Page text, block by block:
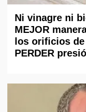
Ni vinagre ni
MEJOR
los orificios
PERDER